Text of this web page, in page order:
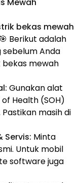
bekas mewah
Berikut adalah
Anda
mewah
Gunakan alat
Health (SOH)
masih di
Servis: Minta
Untuk mobil
software juga